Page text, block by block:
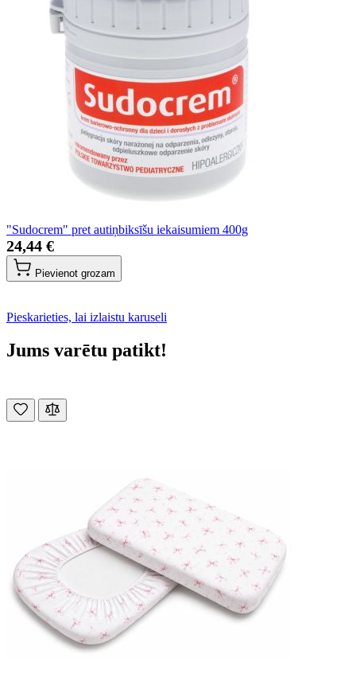
"Sudocrem" pret autiņbiksīšu iekaisumiem 400g
24,44 €
Pievienot grozam
Pieskarieties, lai izlaistu karuseli
Jums varētu patikt!